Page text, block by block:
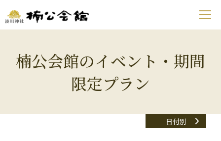
楠公会館のイベント・期間
限定プラン
日付別